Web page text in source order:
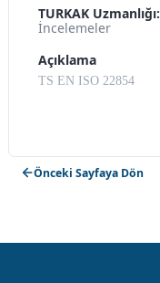
TURKAK Uzmanlığı:
İncelemeler
Açıklama
TS EN ISO 22854
Önceki Sayfaya Dön